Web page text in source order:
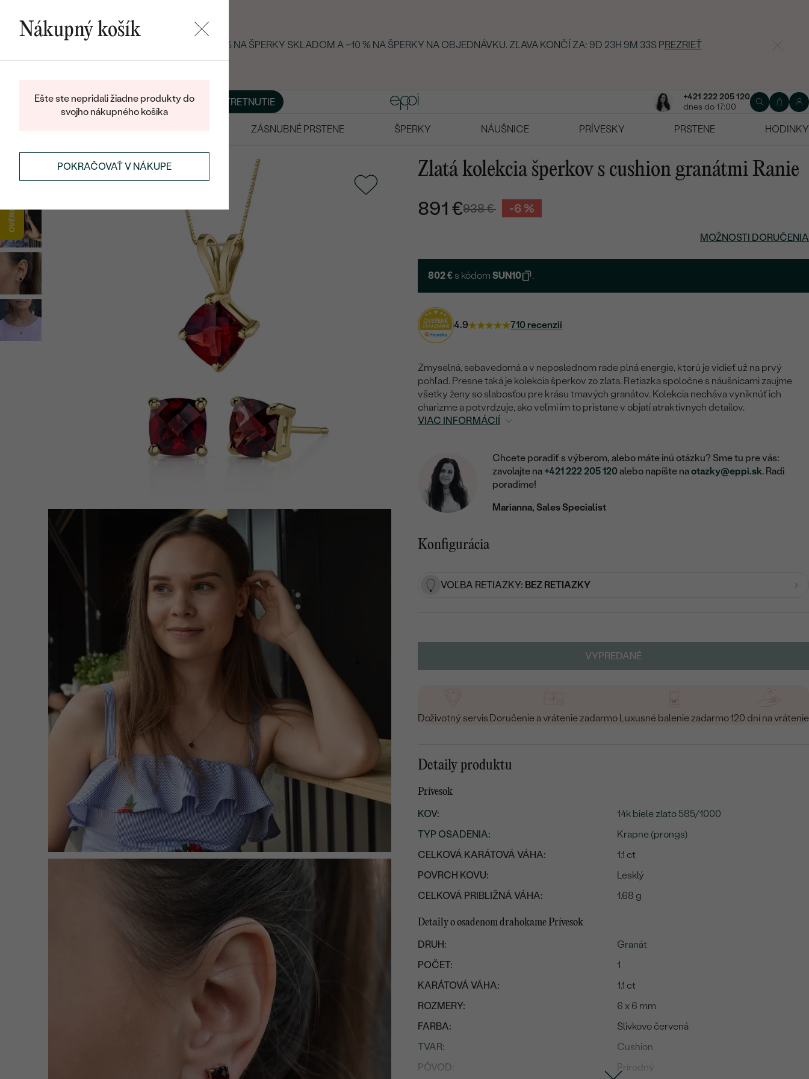
LETNÝ BLACK FRIDAY: −25 % NA ŠPERKY SKLADOM A −10 % NA ŠPERKY NA OBJEDNÁVKU. ZĽAVA KONČÍ ZA: 9D 23H 9M 32SPREZRIEŤ
BLOGŠPERKY NA MIERU DOHODNÚŤ STRETNUTIE
+421 222 205 120
dnes do 17:00
ZÁSNUBNÉ PRSTENE ŠPERKY NÁUŠNICE PRÍVESKY PRSTENE
HODINKY
SETYZLATÉ SETY
Zlatá kolekcia šperkov s cushion granátmi Ranie
891 €938 € -6 %
MOŽNOSTI DORUČENIA
802 € s kódomSUN10 .
4.9 710 recenzií
Zmyselná, sebavedomá a v neposlednom rade plná energie, ktorú je vidieť už na prvý
pohľad. Presne taká je kolekcia šperkov zo zlata. Retiazka spoločne s náušnicami zaujme
všetky ženy so slabosťou pre krásu tmavých granátov. Kolekcia necháva vyniknúť ich
charizme a potvrdzuje, ako veľmi im to pristane v objatí atraktívnych detailov.
VIAC INFORMÁCIÍ
Chcete poradiť s výberom, alebo máte inú otázku? Sme tu pre vás:
zavolajte na +421 222 205 120alebo napíšte naotazky@eppi.sk. Radi
poradíme!
Marianna, Sales Specialist
Konfigurácia
VOĽBA RETIAZKY: BEZ RETIAZKY
VYPREDANÉ
Doživotný servis Doručenie a vrátenie zadarmo Luxusné balenie zadarmo120 dní na vrátenie
Detaily produktu
Prívesok
KOV:
14k biele zlato 585/1000
TYP OSADENIA:
Krapne (prongs)
CELKOVÁ KARÁTOVÁ VÁHA:
1.1 ct
POVRCH KOVU:
Lesklý
CELKOVÁ PRIBLIŽNÁ VÁHA:
1.68 g
Detaily o osadenom drahokame Prívesok
DRUH:
Granát
POČET:
1
KARÁTOVÁ VÁHA:
1.1 ct
ROZMERY:
6 x 6 mm
FARBA:
Slivkovo červená
TVAR:
Cushion
PÔVOD:
Prírodný
Nákupný košík
Ešte ste nepridali žiadne produkty do
svojho nákupného košíka
POKRAČOVAŤ V NÁKUPE